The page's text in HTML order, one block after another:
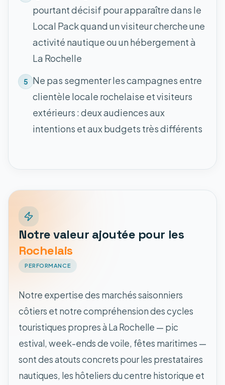
pourtant décisif pour apparaître dans le
Local Pack quand un visiteur cherche une
activité nautique ou un hébergement à
La Rochelle
5 Ne pas segmenter les campagnes entre
clientèle locale rochelaise et visiteurs
extérieurs : deux audiences aux
intentions et aux budgets très différents
Notre valeur ajoutée pour les
Rochelais
PERFORMANCE
Notre expertise des marchés saisonniers
côtiers et notre compréhension des cycles
touristiques propres à La Rochelle — pic
estival, week-ends de voile, fêtes maritimes —
sont des atouts concrets pour les prestataires
nautiques, les hôteliers du centre historique et